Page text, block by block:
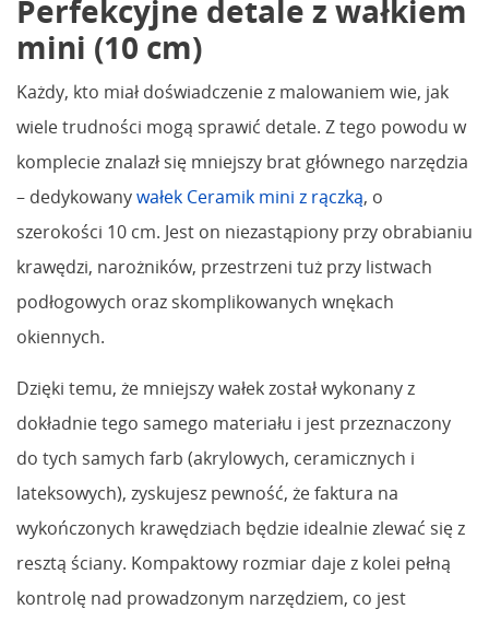
Perfekcyjne detale z wałkiem
mini (10 cm)
Każdy, kto miał doświadczenie z malowaniem wie, jak
wiele trudności mogą sprawić detale. Z tego powodu w
komplecie znalazł się mniejszy brat głównego narzędzia
– dedykowanywałek Ceramik mini z rączką, o
szerokości 10 cm. Jest on niezastąpiony przy obrabianiu
krawędzi, narożników, przestrzeni tuż przy listwach
podłogowych oraz skomplikowanych wnękach
okiennych.
Dzięki temu, że mniejszy wałek został wykonany z
dokładnie tego samego materiału i jest przeznaczony
do tych samych farb (akrylowych, ceramicznych i
lateksowych), zyskujesz pewność, że faktura na
wykończonych krawędziach będzie idealnie zlewać się z
resztą ściany. Kompaktowy rozmiar daje z kolei pełną
kontrolę nad prowadzonym narzędziem, co jest